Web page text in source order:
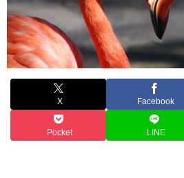
X Facebook
Pocket LINE